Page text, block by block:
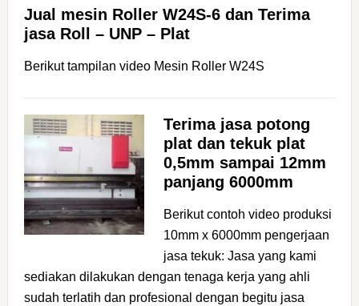
Jual mesin Roller W24S-6 dan Terima
jasa Roll – UNP – Plat
Berikut tampilan video Mesin Roller W24S
Terima jasa potong
plat dan tekuk plat
0,5mm sampai 12mm
panjang 6000mm
Berikut contoh video produksi
10mm x 6000mm pengerjaan
jasa tekuk: Jasa yang kami
sediakan dilakukan dengan tenaga kerja yang ahli
sudah terlatih dan profesional dengan begitu jasa